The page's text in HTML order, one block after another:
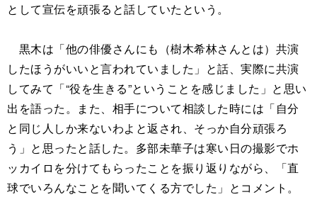
として宣伝を頑張ると話していたという。
黒木は「他の俳優さんにも（樹木希林さんとは）共演
したほうがいいと言われていました」と話、実際に共演
してみて「“役を生きる”ということを感じました」と思い
出を語った。また、相手について相談した時には「自分
と同じ人しか来ないわよと返され、そっか自分頑張ろ
う」と思ったと話した。多部未華子は寒い日の撮影でホ
ッカイロを分けてもらったことを振り返りながら、「直
球でいろんなことを聞いてくる方でした」とコメント。